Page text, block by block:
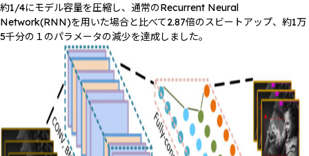
約1/4にモデル容量を圧縮し、通常のRecurrent Neural
Network(RNN)を用いた場合と比べて2.87倍のスビートアップ、約1万
5千分の１のパラメータの減少を達成しました。